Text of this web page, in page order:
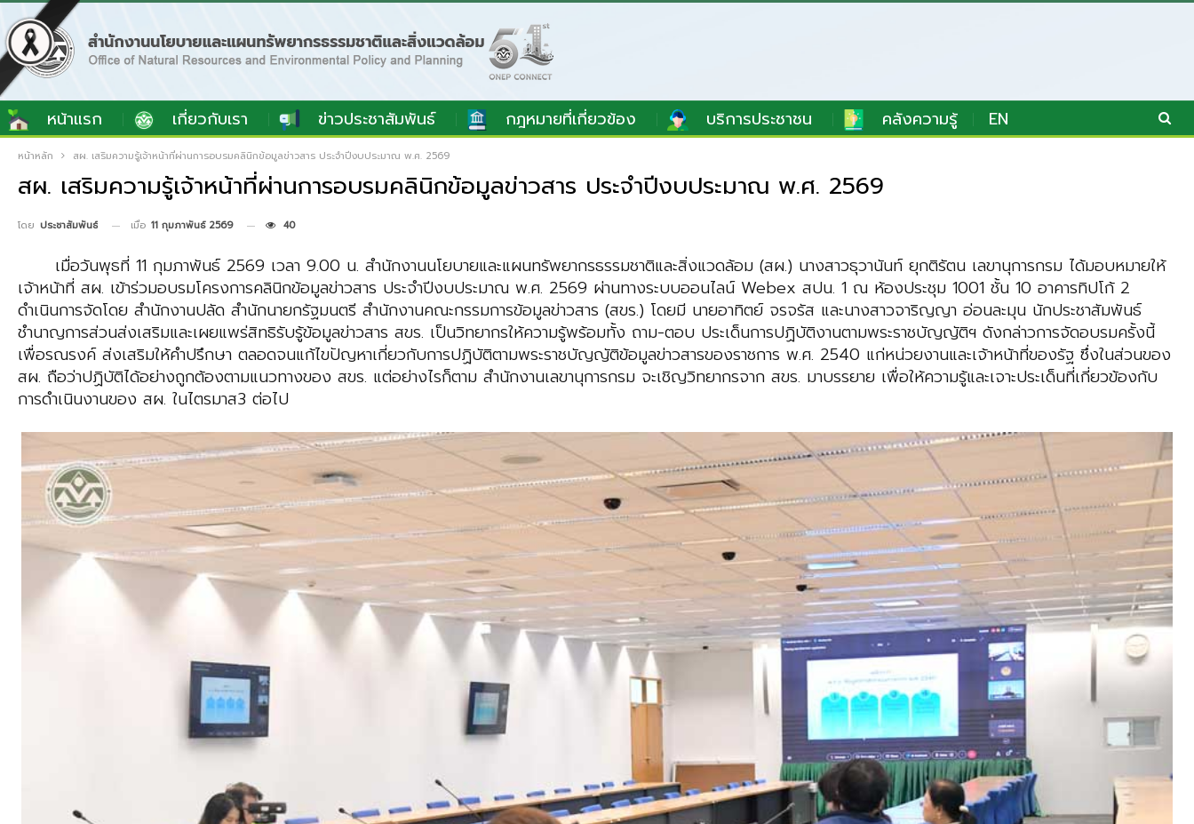
หน้าแรก เกี่ยวกับเรา ข่าวประชาสัมพันธ์ กฎหมายที่เกี่ยวข้อง บริการประชาชน คลังความรู้ EN
หน้าหลัก สผ. เสริมความรู้เจ้าหน้าที่ผ่านการอบรมคลินิกข้อมูลข่าวสาร ประจำปีงบประมาณ พ.ศ. 2569
สผ. เสริมความรู้เจ้าหน้าที่ผ่านการอบรมคลินิกข้อมูลข่าวสาร ประจำปีงบประมาณ พ.ศ. 2569
โดย ประชาสัมพันธ์ เมื่อ 11 กุมภาพันธ์ 2569 40
เมื่อวันพุธที่ 11 กุมภาพันธ์ 2569 เวลา 9.00 น. สำนักงานนโยบายและแผนทรัพยากรธรรมชาติและสิ่งแวดล้อม (สผ.) นางสาวธุวานันท์ ยุกติรัตน เลขานุการกรม ได้มอบหมายให้
เจ้าหน้าที่ สผ. เข้าร่วมอบรมโครงการคลินิกข้อมูลข่าวสาร ประจำปีงบประมาณ พ.ศ. 2569 ผ่านทางระบบออนไลน์ Webex สปน. 1 ณ ห้องประชุม 1001 ชั้น 10 อาคารทิปโก้ 2
ดำเนินการจัดโดย สำนักงานปลัด สำนักนายกรัฐมนตรี สำนักงานคณะกรรมการข้อมูลข่าวสาร (สขร.) โดยมี นายอาทิตย์ จรจรัส และนางสาวจาริญญา อ่อนละมุน นักประชาสัมพันธ์
ชำนาญการส่วนส่งเสริมและเผยแพร่สิทธิรับรู้ข้อมูลข่าวสาร สขร. เป็นวิทยากรให้ความรู้พร้อมทั้ง ถาม-ตอบ ประเด็นการปฏิบัติงานตามพระราชบัญญัติฯ ดังกล่าวการจัดอบรมครั้งนี้
เพื่อรณรงค์ ส่งเสริมให้คำปรึกษา ตลอดจนแก้ไขปัญหาเกี่ยวกับการปฏิบัติตามพระราชบัญญัติข้อมูลข่าวสารของราชการ พ.ศ. 2540 แก่หน่วยงานและเจ้าหน้าที่ของรัฐ ซึ่งในส่วนของ
สผ. ถือว่าปฏิบัติได้อย่างถูกต้องตามแนวทางของ สขร. แต่อย่างไรก็ตาม สำนักงานเลขานุการกรม จะเชิญวิทยากรจาก สขร. มาบรรยาย เพื่อให้ความรู้และเจาะประเด็นที่เกี่ยวข้องกับ
การดำเนินงานของ สผ. ในไตรมาส3 ต่อไป